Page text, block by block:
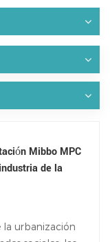
Mibbo MPC
de la
la urbanización